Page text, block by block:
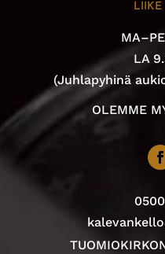
LA
(Juhlapyhinä
OLEMME